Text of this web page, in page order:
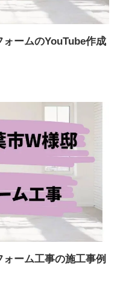
ームのYouTube作成
ーム工事の施工事例